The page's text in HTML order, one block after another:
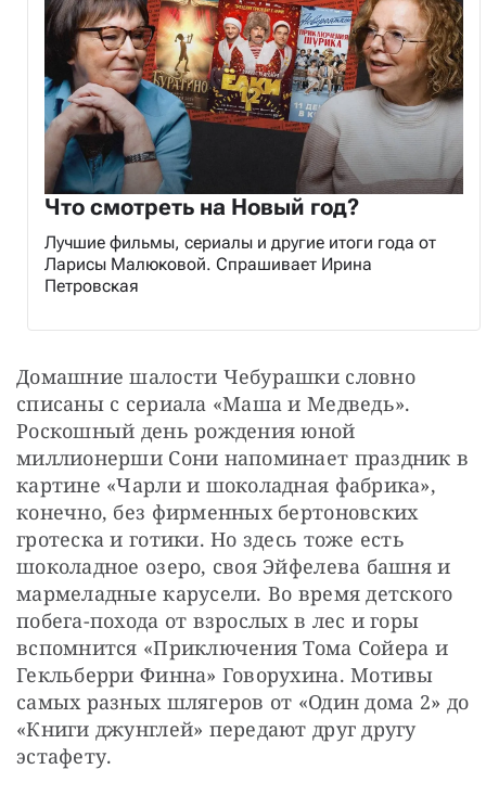
Что смотреть на Новый год?
Лучшие фильмы, сериалы и другие итоги года от
Ларисы Малюковой. Спрашивает Ирина
Петровская
Домашние шалости Чебурашки словно
списаны с сериала «Маша и Медведь».
Роскошный день рождения юной
миллионерши Сони напоминает праздник в
картине «Чарли и шоколадная фабрика»,
конечно, без фирменных бертоновских
гротеска и готики. Но здесь тоже есть
шоколадное озеро, своя Эйфелева башня и
мармеладные карусели. Во время детского
побега-похода от взрослых в лес и горы
вспомнится «Приключения Тома Сойера и
Гекльберри Финна» Говорухина. Мотивы
самых разных шлягеров от «Один дома 2» до
«Книги джунглей» передают друг другу
эстафету.